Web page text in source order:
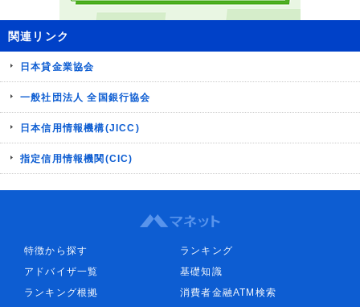
関連リンク
日本貸金業協会
一般社団法人 全国銀行協会
日本信用情報機構(JICC)
指定信用情報機関(CIC)
特徴から探す
ランキング
アドバイザ一覧
基礎知識
ランキング根拠
消費者金融ATM検索